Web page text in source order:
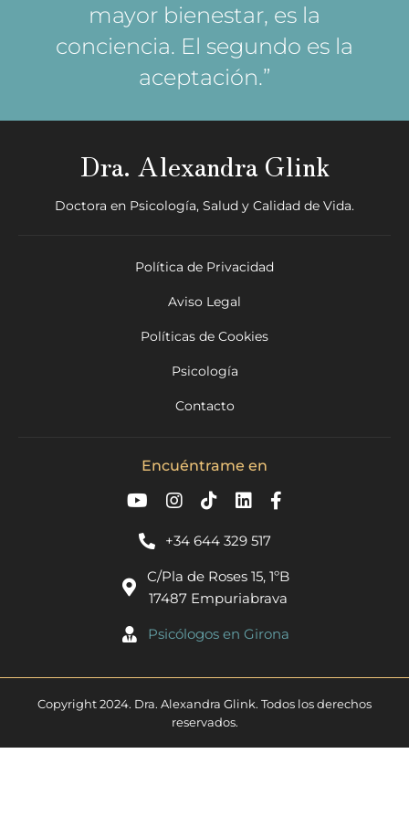
mayor bienestar, es la
conciencia. El segundo es la
aceptación.”
Dra. Alexandra Glink
Doctora en Psicología, Salud y Calidad de Vida.
Política de Privacidad
Aviso Legal
Políticas de Cookies
Psicología
Contacto
Encuéntrame en
+34 644 329 517
C/Pla de Roses 15, 1ºB
17487 Empuriabrava
Psicólogos en Girona​
Copyright 2024. Dra. Alexandra Glink. Todos los derechos
reservados.